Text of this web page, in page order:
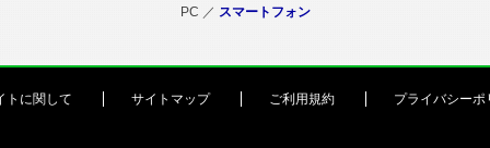
PC ／ スマートフォン
トに関して サイトマップ ご利用規約 プライバシーポ